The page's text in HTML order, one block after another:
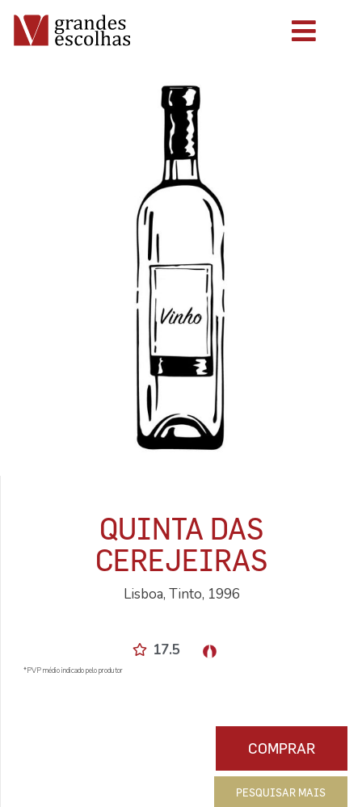
QUINTA DAS
CEREJEIRAS
Lisboa, Tinto, 1996
17.5
*PVP médio indicado pelo produtor
COMPRAR
PESQUISAR MAIS